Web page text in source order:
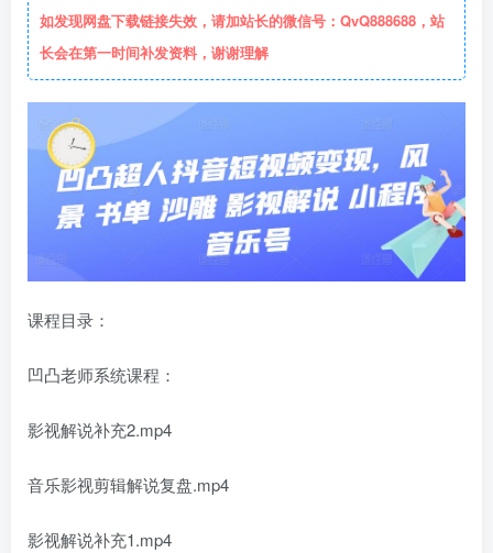
如发现网盘下载链接失效，请加站长的微信号：QvQ888688，站
长会在第一时间补发资料，谢谢理解
课程目录：
凹凸老师系统课程：
影视解说补充2.mp4
音乐影视剪辑解说复盘.mp4
影视解说补充1.mp4